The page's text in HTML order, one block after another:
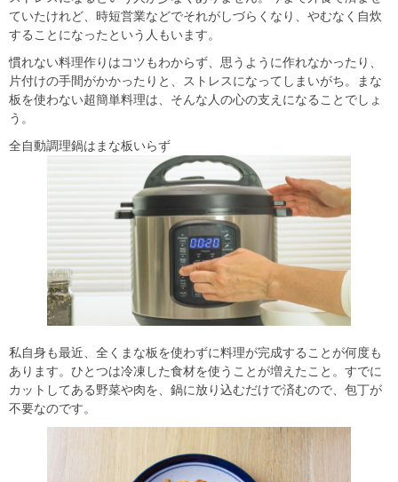
ていたけれど、時短営業などでそれがしづらくなり、やむなく自炊
することになったという人もいます。
慣れない料理作りはコツもわからず、思うように作れなかったり、
片付けの手間がかかったりと、ストレスになってしまいがち。まな
板を使わない超簡単料理は、そんな人の心の支えになることでしょ
う。
全自動調理鍋はまな板いらず
私自身も最近、全くまな板を使わずに料理が完成することが何度も
あります。ひとつは冷凍した食材を使うことが増えたこと。すでに
カットしてある野菜や肉を、鍋に放り込むだけで済むので、包丁が
不要なのです。